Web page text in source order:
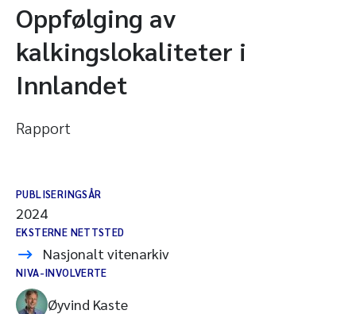
Oppfølging av
kalkingslokaliteter i
Innlandet
Rapport
PUBLISERINGSÅR
2024
EKSTERNE NETTSTED
Nasjonalt vitenarkiv
NIVA-INVOLVERTE
Øyvind Kaste